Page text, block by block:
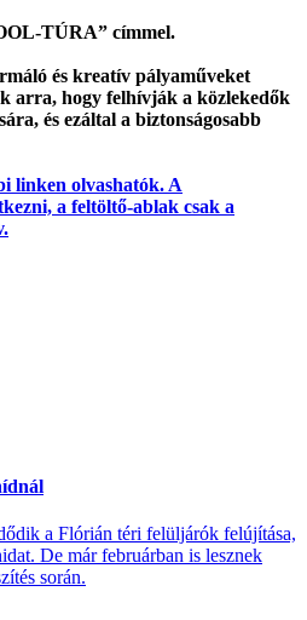
TÚRA” címmel.
és kreatív pályaműveket
arra, hogy felhívják a közlekedők
és ezáltal a biztonságosabb
linken olvashatók. A
a feltöltő-ablak csak a
a Flórián téri felüljárók felújítása,
De már februárban is lesznek
során.